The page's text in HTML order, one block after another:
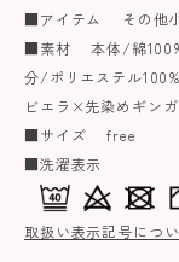
■アイテム その他
■素材 本体/綿
分/ポリエステル
ビエラ×先染めギン
■サイズ free
■洗濯表示
取扱い表示記号につ